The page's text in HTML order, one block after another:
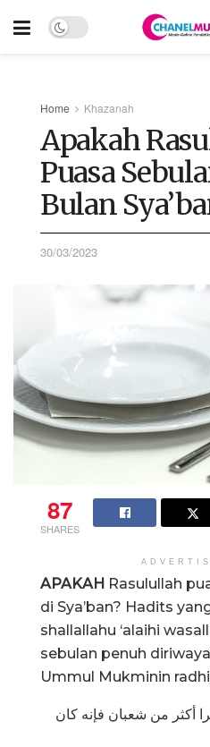
Home Khazanah
Apakah
Puasa
Bulan
30/03/2023
87
SHARES
APAKAH Rasulullah
di Sya’ban? Hadits
shallallahu ‘alaihi
sebulan penuh
Ummul Mukminin
أكثر من شعبان فإنه كان